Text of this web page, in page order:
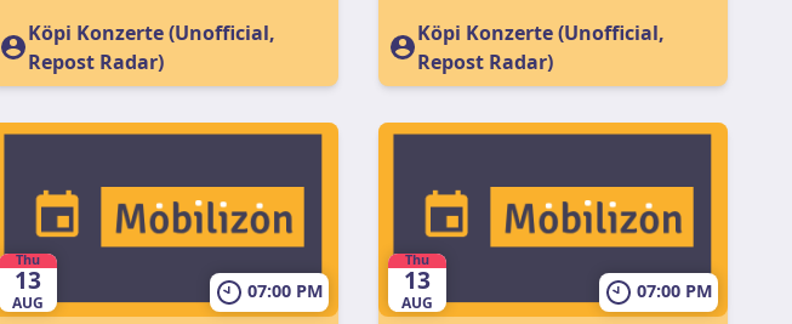
Köpi Konzerte (Unofficial,
Repost Radar)
Köpi Konzerte (Unofficial,
Repost Radar)
Thu
13
AUG
07:00 PM
Thu
13
AUG
07:00 PM